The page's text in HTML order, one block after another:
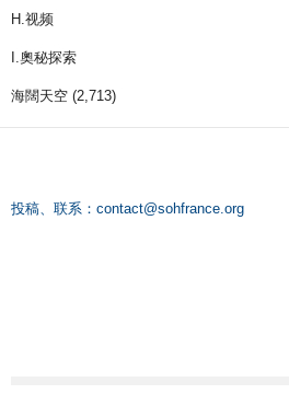
H.视频
I.奧秘探索
海闊天空 (2,713)
投稿、联系： contact@sohfrance.org